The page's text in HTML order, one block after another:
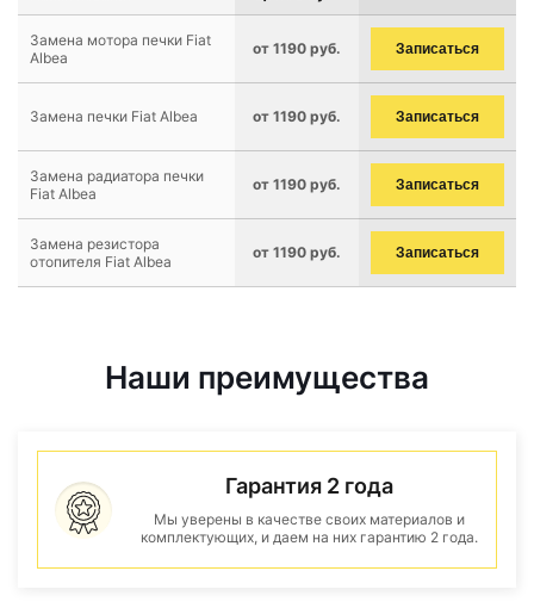
Замена мотора печки Fiat
Albea
от 1190 руб. Записаться
Замена печки Fiat Albea от 1190 руб. Записаться
Замена радиатора печки
Fiat Albea
от 1190 руб. Записаться
Замена резистора
отопителя Fiat Albea
от 1190 руб. Записаться
Наши преимущества
Гарантия 2 года
Мы уверены в качестве своих материалов и
комплектующих, и даем на них гарантию 2 года.